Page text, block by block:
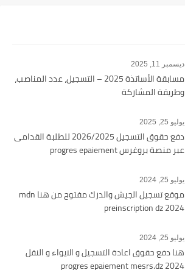
ديسمبر 11, 2025
مسابقة الأساتذة 2025 – التسجيل، عدد المناصب،
وطريقة المشاركة
يوليو 25, 2025
دفع حقوق التسجيل 2026/2025 للطلبة القدامى
عبر منصة بروغرس progres epaiement
يوليو 25, 2024
موقع تسجيل الجيش والدرك مفتوح من هنا mdn
preinscription dz 2024
يوليو 25, 2024
هنا دفع حقوق اعادة التسجيل و الايواء و النقل
2024 progres epaiement mesrs.dz